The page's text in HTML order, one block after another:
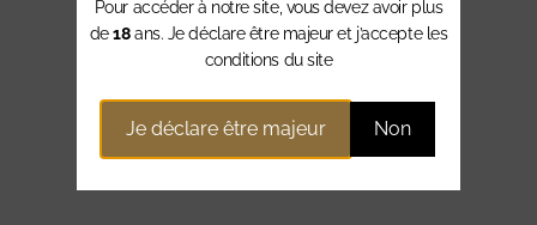
Pour accéder à notre site, vous devez avoir plus
de18ans. Je déclare être majeur et j’accepte les
conditions du site
Je déclare être majeur Non